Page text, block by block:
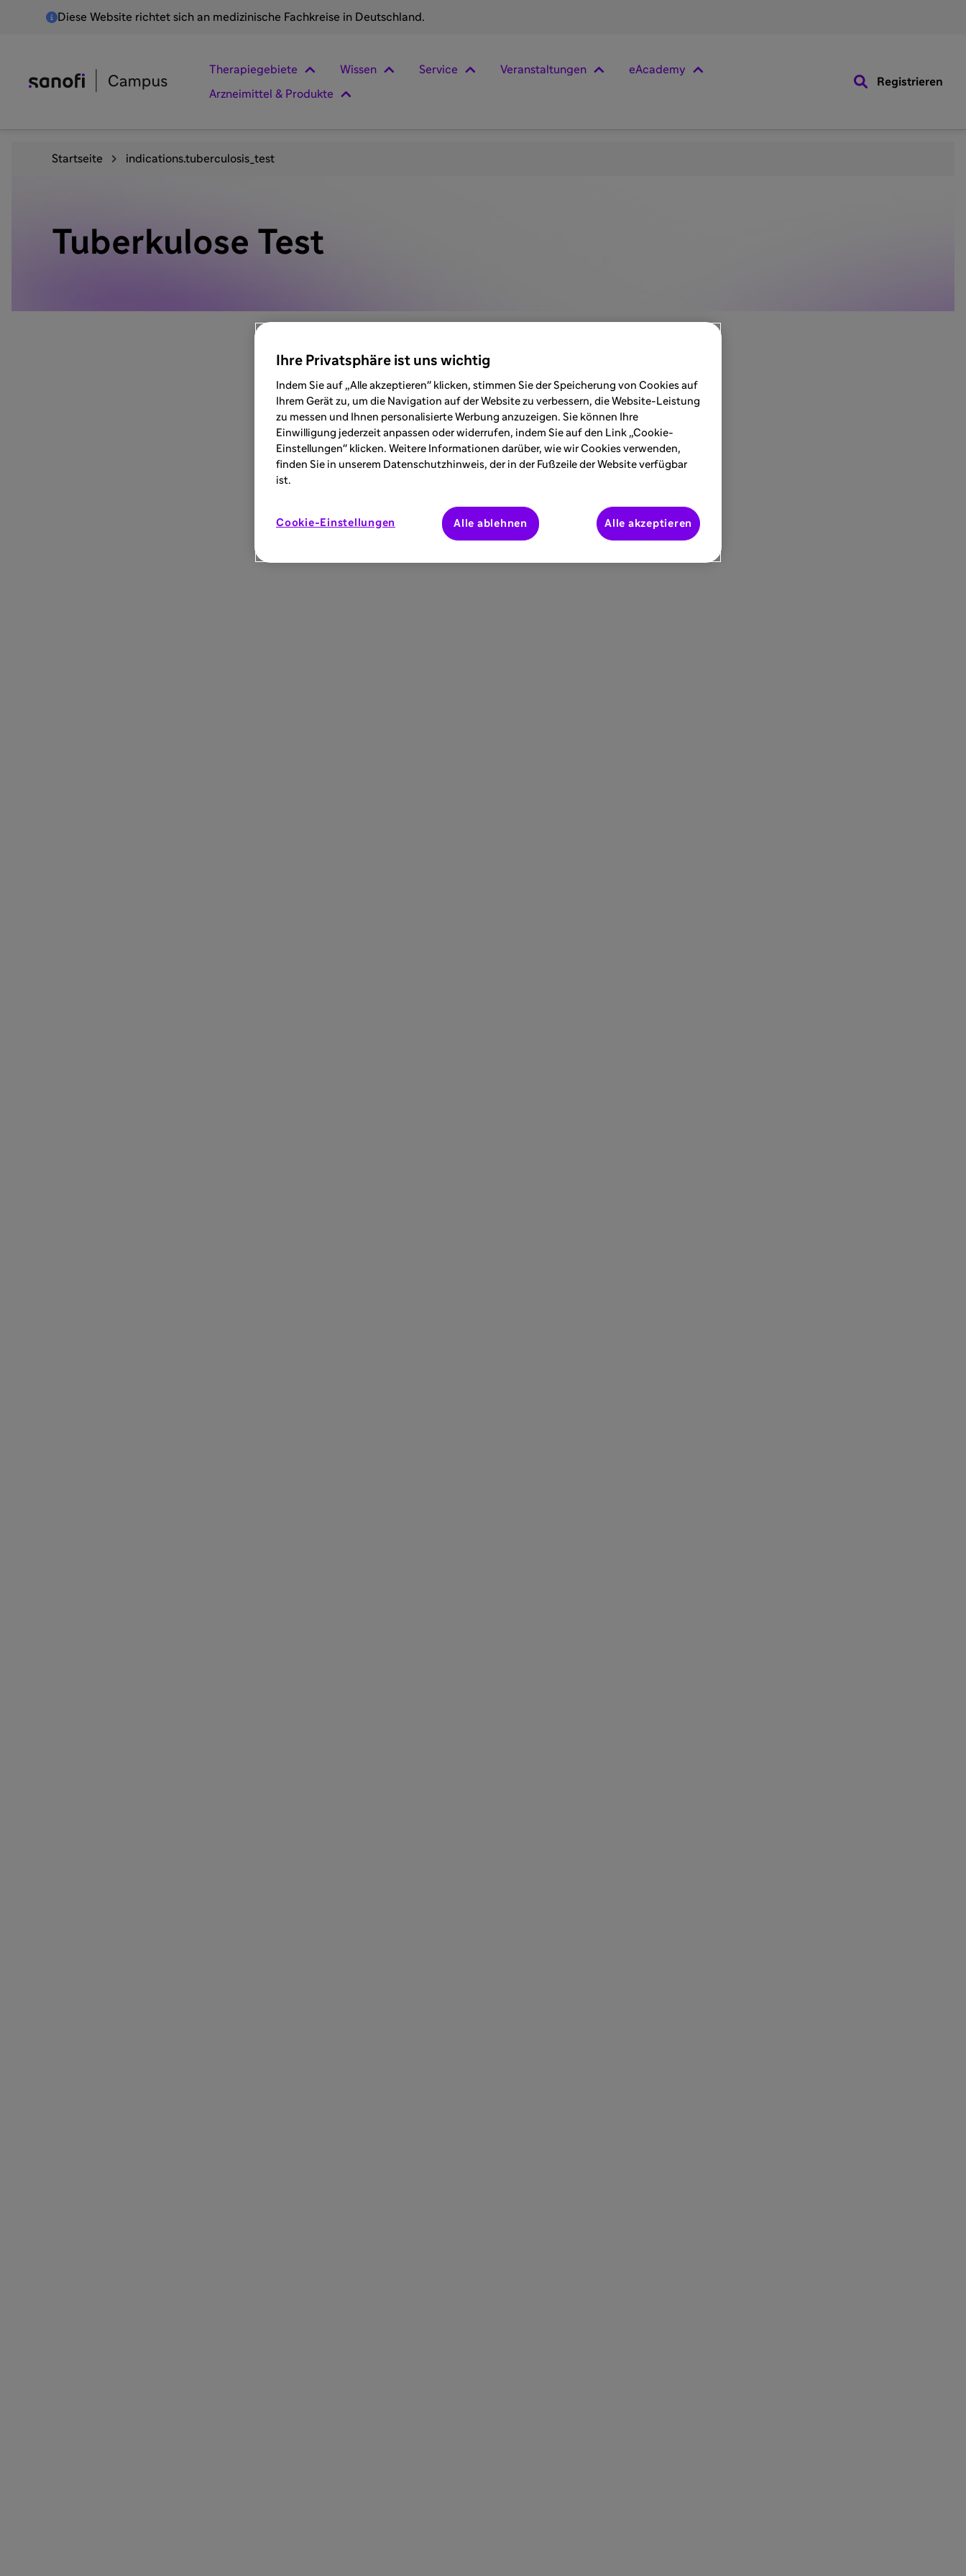
Diese Website richtet sich an medizinische Fachkreise in Deutschland.
Therapiegebiete Wissen Service Veranstaltungen eAcademy
Arzneimittel & Produkte
Registrieren
Startseite indications.tuberculosis_test
Tuberkulose Test
Ihre Privatsphäre ist uns wichtig
Indem Sie auf „Alle akzeptieren" klicken, stimmen Sie der Speicherung von Cookies auf
Ihrem Gerät zu, um die Navigation auf der Website zu verbessern, die Website-Leistung
zu messen und Ihnen personalisierte Werbung anzuzeigen. Sie können Ihre
Einwilligung jederzeit anpassen oder widerrufen, indem Sie auf den Link „Cookie-
Einstellungen" klicken. Weitere Informationen darüber, wie wir Cookies verwenden,
finden Sie in unserem Datenschutzhinweis, der in der Fußzeile der Website verfügbar
ist.
Cookie-Einstellungen Alle akzeptieren
Alle ablehnen